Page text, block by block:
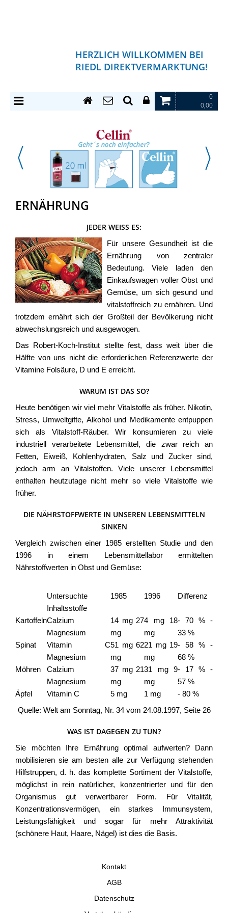
HERZLICH WILLKOMMEN BEI
RIEDL DIREKTVERMARKTUNG!
0
0,00
ERNÄHRUNG
JEDER WEISS ES:
Für unsere Gesundheit ist die
Ernährung von zentraler
Bedeutung. Viele laden den
Einkaufswagen voller Obst und
Gemüse, um sich gesund und
vitalstoffreich zu ernähren. Und
trotzdem ernährt sich der Großteil der Bevölkerung nicht
abwechslungsreich und ausgewogen.
Das Robert-Koch-Institut stellte fest, dass weit über die
Hälfte von uns nicht die erforderlichen Referenzwerte der
Vitamine Folsäure, D und E erreicht.
WARUM IST DAS SO?
Heute benötigen wir viel mehr Vitalstoffe als früher. Nikotin,
Stress, Umweltgifte, Alkohol und Medikamente entpuppen
sich als Vitalstoff-Räuber. Wir konsumieren zu viele
industriell verarbeitete Lebensmittel, die zwar reich an
Fetten, Eiweiß, Kohlenhydraten, Salz und Zucker sind,
jedoch arm an Vitalstoffen. Viele unserer Lebensmittel
enthalten heutzutage nicht mehr so viele Vitalstoffe wie
früher.
DIE NÄHRSTOFFWERTE IN UNSEREN LEBENSMITTELN
SINKEN
Vergleich zwischen einer 1985 erstellten Studie und den
1996 in einem Lebensmittellabor ermittelten
Nährstoffwerten in Obst und Gemüse:
Untersuchte
Inhaltsstoffe
1985 1996 Differenz
KartoffelnCalzium
Magnesium
14 mg 27
mg
4 mg 18
mg
- 70 % -
33 %
Spinat
Vitamin C
Magnesium
51 mg 62
mg
21 mg 19
mg
- 58 % -
68 %
Möhren
Calzium
Magnesium
37 mg 21
mg
31 mg 9
mg
- 17 % -
57 %
Äpfel
Vitamin C 5 mg 1 mg
- 80 %
Quelle: Welt am Sonntag, Nr. 34 vom 24.08.1997, Seite 26
WAS IST DAGEGEN ZU TUN?
Sie möchten Ihre Ernährung optimal aufwerten? Dann
mobilisieren sie am besten alle zur Verfügung stehenden
Hilfstruppen, d. h. das komplette Sortiment der Vitalstoffe,
möglichst in rein natürlicher, konzentrierter und für den
Organismus gut verwertbarer Form. Für Vitalität,
Konzentrationsvermögen, ein starkes Immunsystem,
Leistungsfähigkeit und sogar für mehr Attraktivität
(schönere Haut, Haare, Nägel) ist dies die Basis.
Kontakt
AGB
Datenschutz